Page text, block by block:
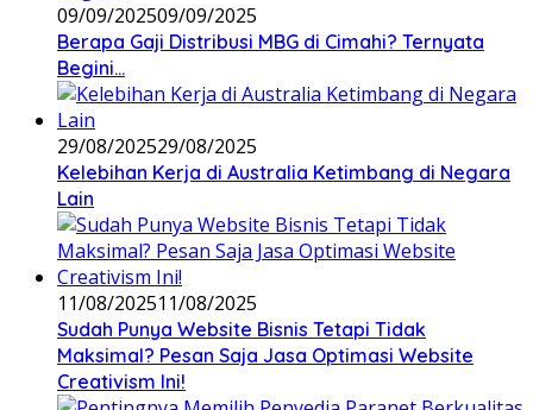
09/09/202509/09/2025
Berapa Gaji Distribusi MBG di Cimahi? Ternyata
Begini…
29/08/202529/08/2025
Kelebihan Kerja di Australia Ketimbang di Negara
Lain
11/08/202511/08/2025
Sudah Punya Website Bisnis Tetapi Tidak
Maksimal? Pesan Saja Jasa Optimasi Website
Creativism Ini!